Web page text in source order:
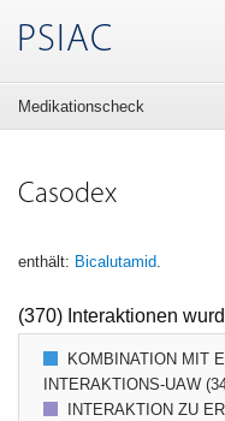
PSIAC
Medikationscheck
Casodex
enthält: Bicalutamid.
(370) Interaktionen
KOMBINATION MIT
INTERAKTIONS-UAW
INTERAKTION ZU